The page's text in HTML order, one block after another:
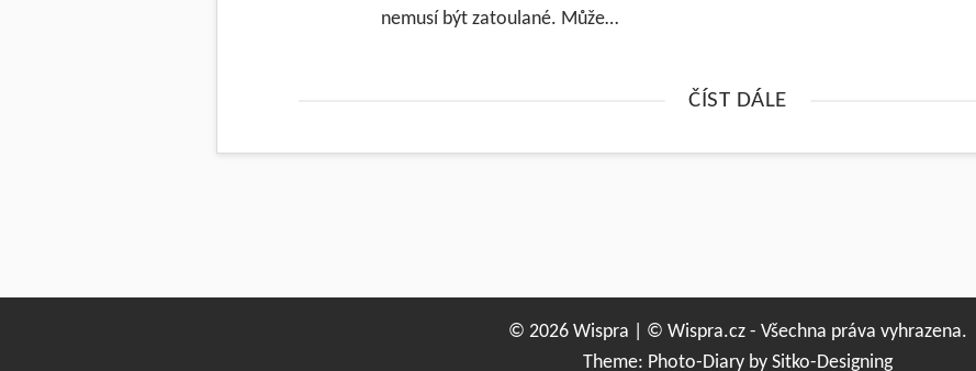
nemusí být zatoulané. Může…
ČÍST DÁLE
© 2026 Wispra | © Wispra.cz - Všechna práva vyhrazena.
Theme: Photo-Diary by Sitko-Designing